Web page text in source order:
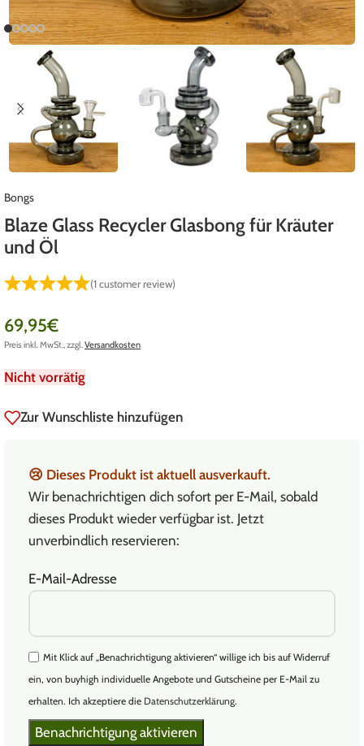
Bongs
Blaze Glass Recycler Glasbong für Kräuter
und Öl
(1customer review)
69,95€
Preis inkl. MwSt., zzgl. Versandkosten
Nicht vorrätig
Zur Wunschliste hinzufügen
😢 Dieses Produkt ist aktuell ausverkauft.
Wir benachrichtigen dich sofort per E-Mail, sobald
dieses Produkt wieder verfügbar ist. Jetzt
unverbindlich reservieren:
E-Mail-Adresse
Mit Klick auf „Benachrichtigung aktivieren“ willige ich bis auf Widerruf
ein, von buyhigh individuelle Angebote und Gutscheine per E-Mail zu
erhalten. Ich akzeptiere die Datenschutzerklärung.